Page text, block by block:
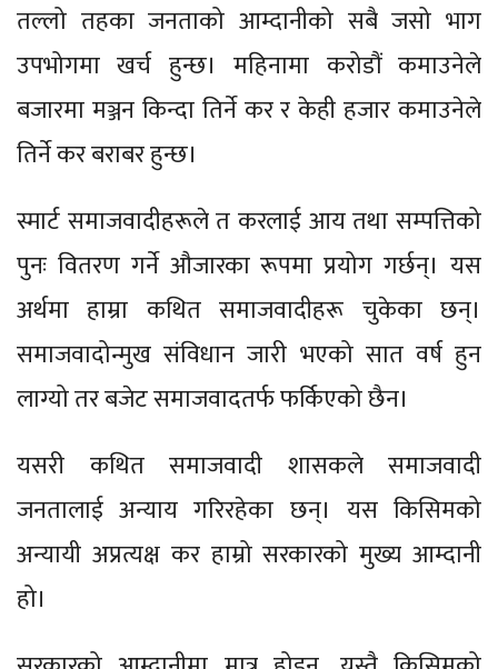
तल्लो तहका जनताको आम्दानीको सबै जसो भाग
उपभोगमा खर्च हुन्छ। महिनामा करोडौं कमाउनेले
बजारमा मञ्जन किन्दा तिर्ने कर र केही हजार कमाउनेले
तिर्ने कर बराबर हुन्छ।
स्मार्ट समाजवादीहरूले त करलाई आय तथा सम्पत्तिको
पुनः वितरण गर्ने औजारका रूपमा प्रयोग गर्छन्। यस
अर्थमा हाम्रा कथित समाजवादीहरू चुकेका छन्।
समाजवादोन्मुख संविधान जारी भएको सात वर्ष हुन
लाग्यो तर बजेट समाजवादतर्फ फर्किएको छैन।
यसरी कथित समाजवादी शासकले समाजवादी
जनतालाई अन्याय गरिरहेका छन्। यस किसिमको
अन्यायी अप्रत्यक्ष कर हाम्रो सरकारको मुख्य आम्दानी
हो।